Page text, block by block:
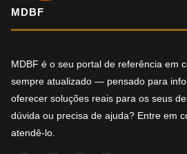
MDBF
MDBF é o seu portal de referência em
sempre atualizado — pensado para
oferecer soluções reais para os seus
dúvida ou precisa de ajuda? Entre em
atendê-lo.